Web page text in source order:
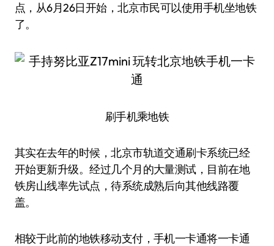
点，从6月26日开始，北京市民可以使用手机坐地铁
了。
刷手机乘地铁
其实在去年的时候，北京市轨道交通刷卡系统已经
开始更新升级。经过几个月的大量测试，目前在地
铁房山线率先试点，待系统成熟后向其他线路覆
盖。
相较于此前的地铁移动支付，手机一卡通将一卡通